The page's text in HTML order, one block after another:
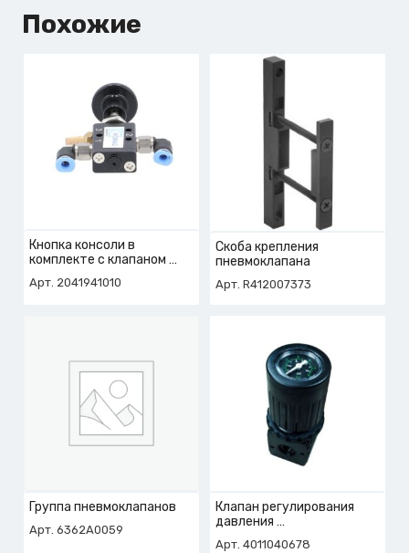
Похожие
Кнопка консоли в
комплекте с клапаном
Арт. 2041941010
Скоба крепления
пневмоклапана
Арт. R412007373
Группа пневмоклапанов
Арт. 6362A0059
Клапан регулирования
давления
арт. 4-011-04-0678
Арт. 4011040678